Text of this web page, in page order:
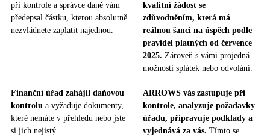
při kontrole a správce daně vám
předepsal částku, kterou absolutně
nezvládnete zaplatit najednou.
kvalitní žádost se
zdůvodněním, která má
reálnou šanci na úspěch podle
pravidel platných od července
2025. Zároveň s vámi projedná
možnosti splátek nebo odvolání.
Finanční úřad zahájil daňovou
kontrolu a vyžaduje dokumenty,
které nemáte v přehledu nebo jste
si jich nejistý.
ARROWS vás zastupuje při
kontrole, analyzuje požadavky
úřadu, připravuje podklady a
vyjednává za vás. Tímto se